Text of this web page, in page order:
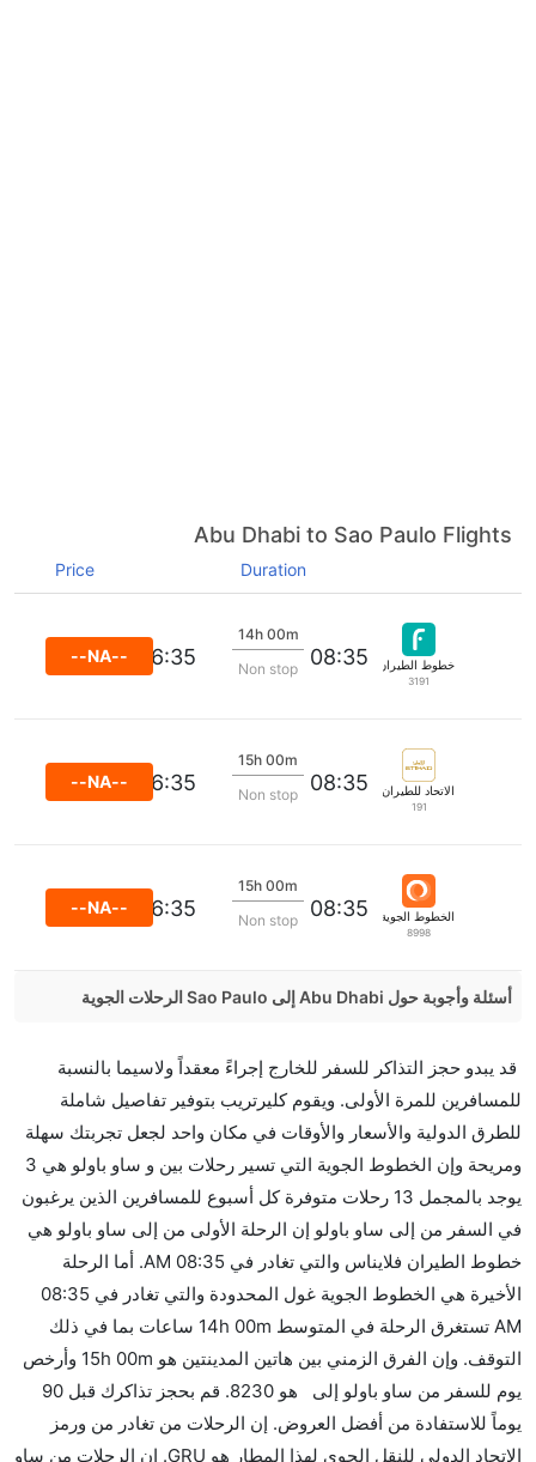
Abu Dhabi to Sao Paulo Flights
Duration
Price
خطوط الطيران فلايناس
3191
08:35
14h 00m
Non stop
16:35
--NA--
الاتحاد للطيران
191
08:35
15h 00m
Non stop
16:35
--NA--
الخطوط الجوية غول المحدودة
8998
08:35
15h 00m
Non stop
16:35
--NA--
أسئلة وأجوبة حول Abu Dhabi إلى Sao Paulo الرحلات الجوية
باولو مما تستغرقه الخطوط الجوية الأخرى؟
نعم. توفر كل من أسرع رحلات الطيران على هذا الطريق،
هل توفر شركات الطيران مساحة إضافية للنوم؟
كثير من خطوط طيران درجة رجال الأعمال توفر مساحة
إضافية للنوم.
هل يمكنني حمل طعامي الخاص؟
نعم، يمكنك حمل طعامك الخاص، و لكن يجب أن يكون معبئا
بشكل جيد.
هل سيقدم لي الكحول على متن رحلة من إلى ساو باولو؟
لا تقدم شركة الطيران الكحول على متن رحلة داخلية. يتم
تقديم الكحول على متن الرحلات الدولية فقط.
قد يبدو حجز التذاكر للسفر للخارج إجراءً معقداً ولاسيما بالنسبة
للمسافرين للمرة الأولى. ويقوم كليرتريب بتوفير تفاصيل شاملة
للطرق الدولية والأسعار والأوقات في مكان واحد لجعل تجربتك سهلة
ومريحة وإن الخطوط الجوية التي تسير رحلات بين و ساو باولو هي 3
يوجد بالمجمل 13 رحلات متوفرة كل أسبوع للمسافرين الذين يرغبون
في السفر من إلى ساو باولو إن الرحلة الأولى من إلى ساو باولو هي
خطوط الطيران فلايناس والتي تغادر في 08:35 AM. أما الرحلة
الأخيرة هي الخطوط الجوية غول المحدودة والتي تغادر في 08:35
AM تستغرق الرحلة في المتوسط 14h 00m ساعات بما في ذلك
التوقف. وإن الفرق الزمني بين هاتين المدينتين هو 15h 00m وأرخص
يوم للسفر من ساو باولو إلى هو 8230. قم بحجز تذاكرك قبل 90
يوماً للاستفادة من أفضل العروض. إن الرحلات من تغادر من ورمز
الاتحاد الدولي للنقل الجوي لهذا المطار هو GRU. إن الرحلات من ساو